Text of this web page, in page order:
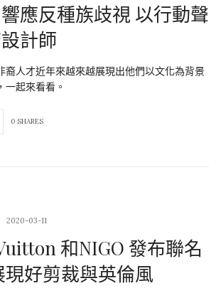
應反種族歧視 以行動聲
計師
裔人才近年來越來越展現出他們以文化為背景
一起來看看。
0 SHARES
2020-03-11
和NIGO 發布聯名
現好剪裁與英倫風